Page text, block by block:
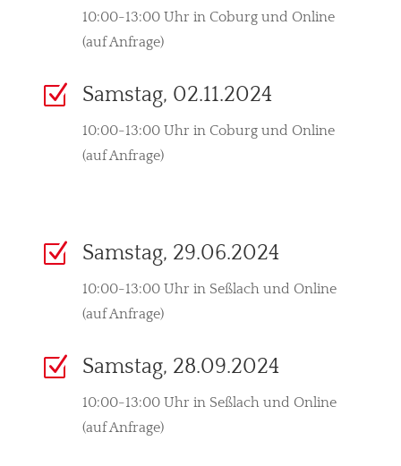
10:00-13:00 Uhr in Coburg und Online
(auf Anfrage)
Z Samstag, 02.11.2024
10:00-13:00 Uhr in Coburg und Online
(auf Anfrage)
Z Samstag, 29.06.2024
10:00-13:00 Uhr in Seßlach und Online
(auf Anfrage)
Z Samstag, 28.09.2024
10:00-13:00 Uhr in Seßlach und Online
(auf Anfrage)